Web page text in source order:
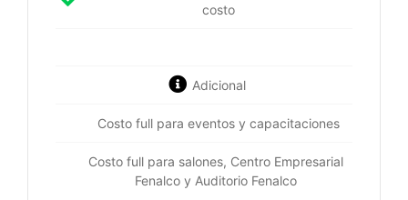
costo
Adicional
Costo full para eventos y capacitaciones
Costo full para salones, Centro Empresarial
Fenalco y Auditorio Fenalco